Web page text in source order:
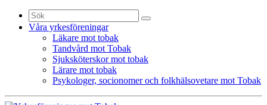
Sök
efter:
Våra yrkesföreningar
Läkare mot tobak
Tandvård mot Tobak
Sjuksköterskor mot tobak
Lärare mot tobak
Psykologer, socionomer och folkhälsovetare mot Tobak